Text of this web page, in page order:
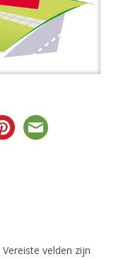
Vereiste velden zijn